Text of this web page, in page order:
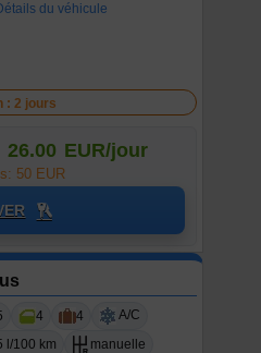
du véhicule
: 2 jours
26.00 EUR/jour
50 EUR
4 4
A/C
l/100 km
manuelle